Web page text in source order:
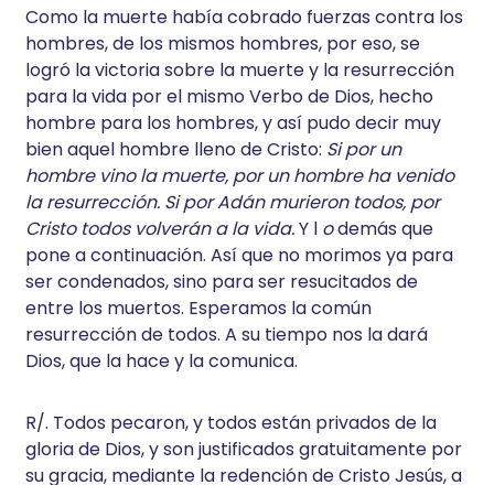
Como la muerte había cobrado fuerzas contra los
hombres, de los mismos hombres, por eso, se
logró la victoria sobre la muerte y la resurrección
para la vida por el mismo Verbo de Dios, hecho
hombre para los hombres, y así pudo decir muy
bien aquel hombre lleno de Cristo: Si por un
hombre vino la muerte, por un hombre ha venido
la resurrección. Si por Adán murieron todos, por
Cristo todos volverán a la vida.Y l odemás que
pone a continuación. Así que no morimos ya para
ser condenados, sino para ser resucitados de
entre los muertos. Esperamos la común
resurrección de todos. A su tiempo nos la dará
Dios, que la hace y la comunica.
R/. Todos pecaron, y todos están privados de la
gloria de Dios, y son justificados gratuitamente por
su gracia, mediante la redención de Cristo Jesús, a